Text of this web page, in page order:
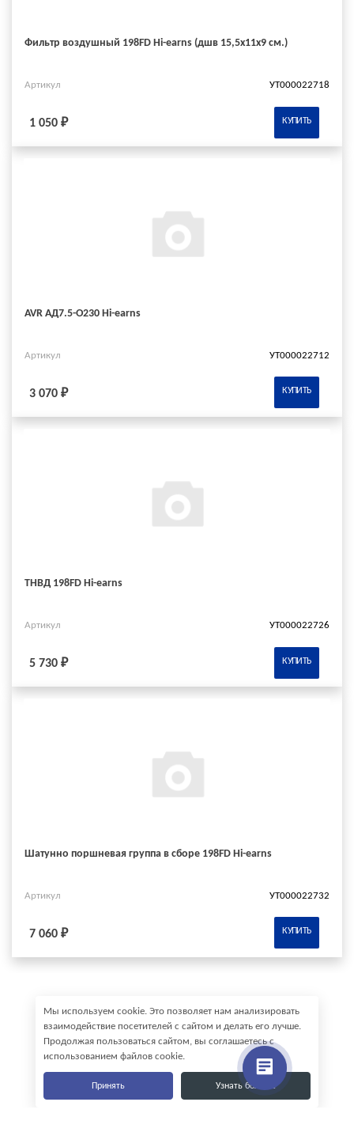
Фильтр воздушный 198FD Hi-earns (дшв 15,5х11х9 см.)
Артикул УТ000022718
1 050 ₽ КУПИТЬ
AVR АД7.5-О230 Hi-earns
Артикул УТ000022712
3 070 ₽ КУПИТЬ
ТНВД 198FD Hi-earns
Артикул УТ000022726
5 730 ₽ КУПИТЬ
Шатунно поршневая группа в сборе 198FD Hi-earns
Артикул УТ000022732
7 060 ₽ КУПИТЬ
Мы используем cookie. Это позволяет нам анализировать
взаимодействие посетителей с сайтом и делать его лучше.
Продолжая пользоваться сайтом, вы соглашаетесь с
использованием файлов cookie.
Принять Узнать больше